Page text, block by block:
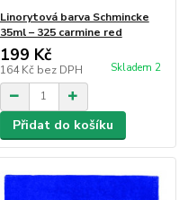
Linorytová barva Schmincke
35ml – 325 carmine red
199 Kč
164 Kč bez DPH Skladem 2
Přidat do košíku